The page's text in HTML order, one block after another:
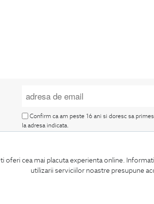
cea mai placuta experienta online.
utilizarii serviciilor noastre presupune
Confirm ca am peste 16 ani si doresc sa
la adresa indicata.